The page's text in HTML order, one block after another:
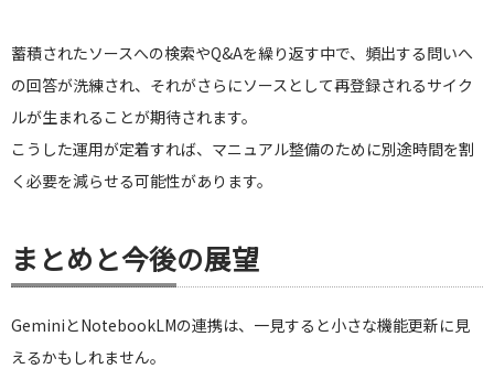
蓄積されたソースへの検索やQ&Aを繰り返す中で、頻出する問いへ
の回答が洗練され、それがさらにソースとして再登録されるサイク
ルが生まれることが期待されます。
こうした運用が定着すれば、マニュアル整備のために別途時間を割
く必要を減らせる可能性があります。
まとめと今後の展望
GeminiとNotebookLMの連携は、一見すると小さな機能更新に見
えるかもしれません。